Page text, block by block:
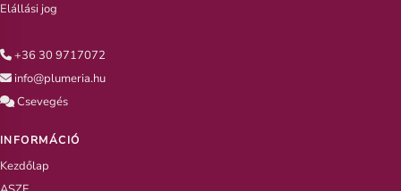
Elállási jog
+36 30 9717072
info@plumeria.hu
Csevegés
INFORMÁCIÓ
Kezdőlap